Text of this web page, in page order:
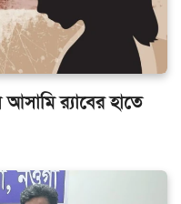
আসামি র‌্যাবের হাতে